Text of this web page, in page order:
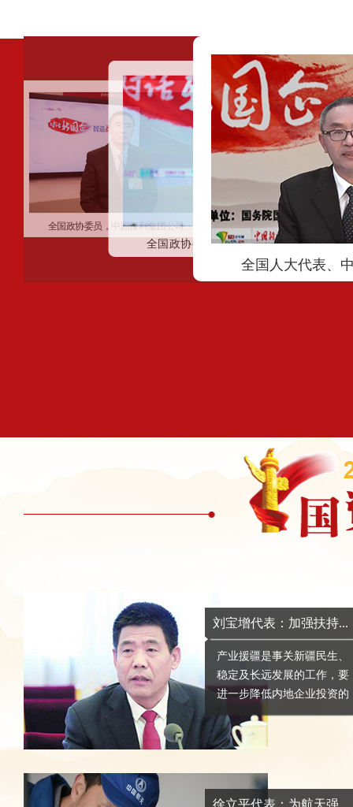
刘宝增代表：加强扶持...
产业援疆是事关新疆民生、
稳定及长远发展的工作，要
进一步降低内地企业投资的
各类市场准入门槛，...
徐立平代表：为航天强...